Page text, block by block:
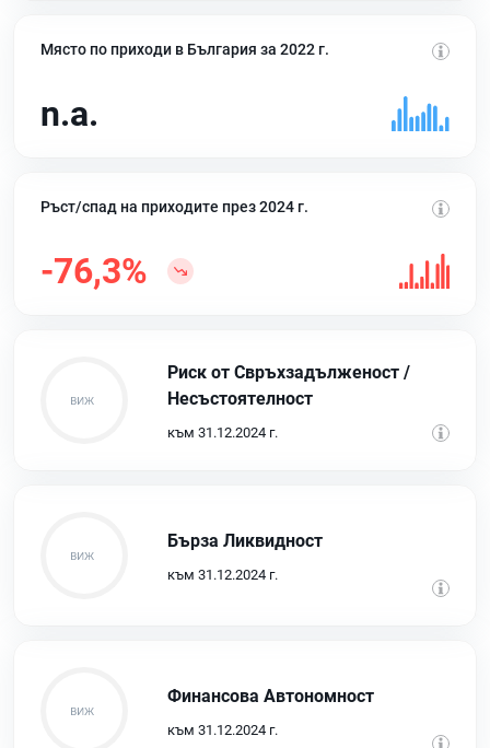
Място по приходи в България за 2022 г.
n.a.
Ръст/спад на приходите през 2024 г.
-76,3%
Риск от Свръхзадълженост /
Несъстоятелност
към 31.12.2024 г.
Бърза Ликвидност
към 31.12.2024 г.
Финансова Автономност
към 31.12.2024 г.